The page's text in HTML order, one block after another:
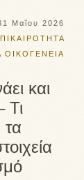
Μαΐου 2026
ΟΙΚΟΓΕΝΕΙΑ
και
Τι